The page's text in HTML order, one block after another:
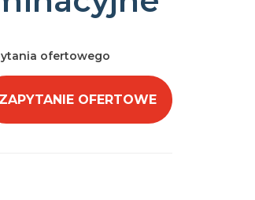
ofertowego
ZAPYTANIE OFERTOWE